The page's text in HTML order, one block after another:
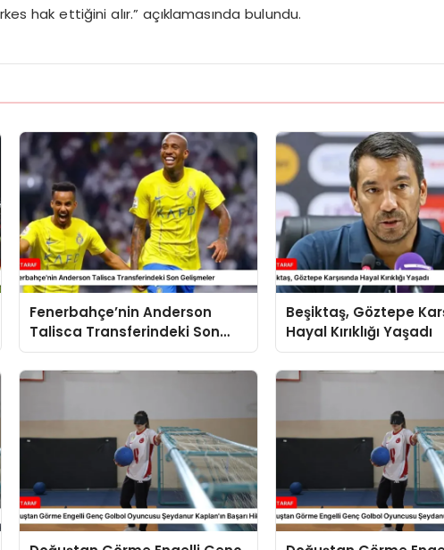
hak ettiğini alır.” açıklamasında bulundu.
Fenerbahçe’nin Anderson
Talisca Transferindeki Son
Gelişmeler
Beşiktaş, Göztepe
Hayal Kırıklığı Yaşadı